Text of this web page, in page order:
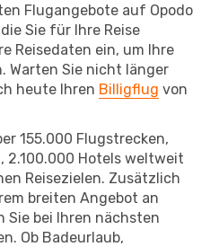
Flugangebote auf Opodo
Sie für Ihre Reise
Reisedaten ein, um Ihre
Warten Sie nicht länger
heute Ihren Billigflug von
155.000 Flugstrecken,
2.100.000 Hotels weltweit
Reisezielen. Zusätzlich
breiten Angebot an
Sie bei Ihren nächsten
Ob Badeurlaub,